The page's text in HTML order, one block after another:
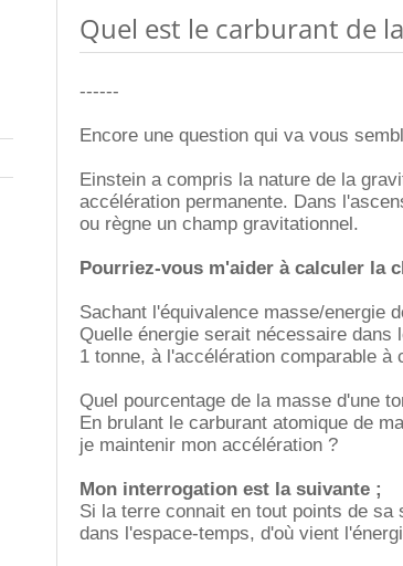
Quel est le carburant de
------
Encore une question qui va vous
Einstein a compris la nature de la
accélération permanente. Dans
ou règne un champ gravitationnel.
Pourriez-vous m'aider à calculer la
Sachant l'équivalence masse/energie
Quelle énergie serait nécessaire
1 tonne, à l'accélération comparable
Quel pourcentage de la masse d'une
En brulant le carburant atomique de
je maintenir mon accélération ?
Mon interrogation est la suivante ;
Si la terre connait en tout points de
dans l'espace-temps, d'où vient